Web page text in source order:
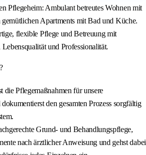
Pflegeheim: Ambulant betreutes Wohnen mit
Apartments mit Bad und Küche.
flexible Pflege und Betreuung mit
und Professionalität.
die Pflegemaßnahmen für unsere
den gesamten Prozess sorgfältig
Grund- und Behandlungspflege,
nach ärztlicher Anweisung und gehst dabei